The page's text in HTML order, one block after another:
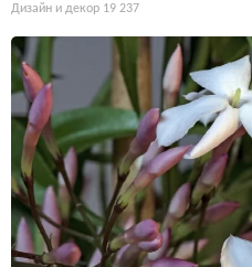
Дизайн и декор 19 237